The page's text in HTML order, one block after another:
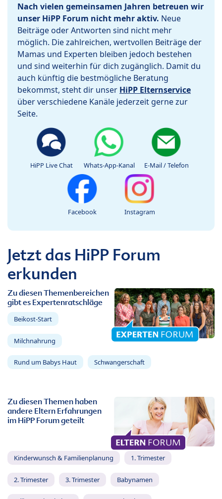
Nach vielen gemeinsamen Jahren betreuen wir
unser HiPP Forum nicht mehr aktiv. Neue
Beiträge oder Antworten sind nicht mehr
möglich. Die zahlreichen, wertvollen Beiträge der
Mamas und Experten bleiben jedoch bestehen
und sind weiterhin für dich zugänglich. Damit du
auch künftig die bestmögliche Beratung
bekommst, steht dir unser HiPP Elternservice
über verschiedene Kanäle jederzeit gerne zur
Seite.
HiPP Live Chat Whats-App-Kanal E-Mail / Telefon
Facebook Instagram
Jetzt das HiPP Forum
erkunden
Zu diesen Themenbereichen
gibt es Expertenratschläge
Beikost-Start
Milchnahrung
Rund um Babys Haut Schwangerschaft
Zu diesen Themen haben
andere Eltern Erfahrungen
im HiPP Forum geteilt
Kinderwunsch & Familienplanung 1. Trimester
2. Trimester 3. Trimester Babynamen